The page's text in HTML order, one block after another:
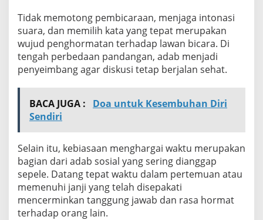
Tidak memotong pembicaraan, menjaga intonasi
suara, dan memilih kata yang tepat merupakan
wujud penghormatan terhadap lawan bicara. Di
tengah perbedaan pandangan, adab menjadi
penyeimbang agar diskusi tetap berjalan sehat.
BACA JUGA :
Doa untuk Kesembuhan Diri
Sendiri
Selain itu, kebiasaan menghargai waktu merupakan
bagian dari adab sosial yang sering dianggap
sepele. Datang tepat waktu dalam pertemuan atau
memenuhi janji yang telah disepakati
mencerminkan tanggung jawab dan rasa hormat
terhadap orang lain.